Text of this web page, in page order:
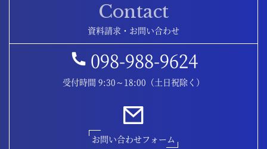
Contact
資料請求・お問い合わせ
098-988-9624
受付時間 9:30～18:00（土日祝除く）
お問い合わせフォーム